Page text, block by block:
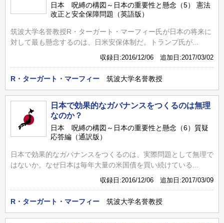
日本 呪縛の構図～日本の重要性と懸念（5） 憲法
改正と安全保障問題（英語版）
筑波大学名誉教授R・ターガート・マーフィー氏が日本の将来に
対して最も懸念するのは、日米安保体制だ。トランプ氏が...
収録日:2016/12/06 追加日:2017/03/02
R・ターガート・マーフィー 筑波大学名誉教授
日本で効果的なガバナンスをつくるのは無理
なのか？
日本 呪縛の構図～日本の重要性と懸念（6）質疑
応答編（通訳版）
日本で効果的なガバナンスをつくるのは、実際問題として無理で
はないか。なぜ日本は毎年大量の米国債を買い続けている...
収録日:2016/12/06 追加日:2017/03/09
R・ターガート・マーフィー 筑波大学名誉教授